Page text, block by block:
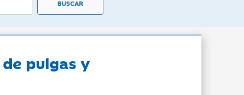
pulgas y